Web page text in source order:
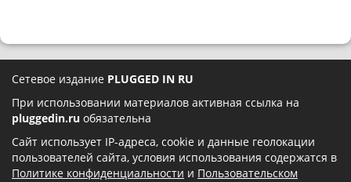
Сетевое издание PLUGGED IN RU
При использовании материалов активная ссылка на
pluggedin.ru обязательна
Сайт использует IP-адреса, cookie и данные геолокации
пользователей сайта, условия использования содержатся в
Политике конфиденциальности и Пользовательском